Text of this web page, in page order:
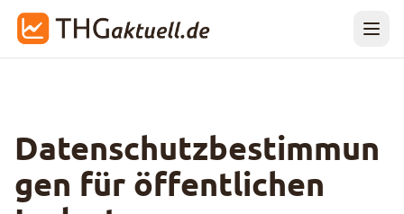
Datenschutzbestimmun
gen für öffentlichen